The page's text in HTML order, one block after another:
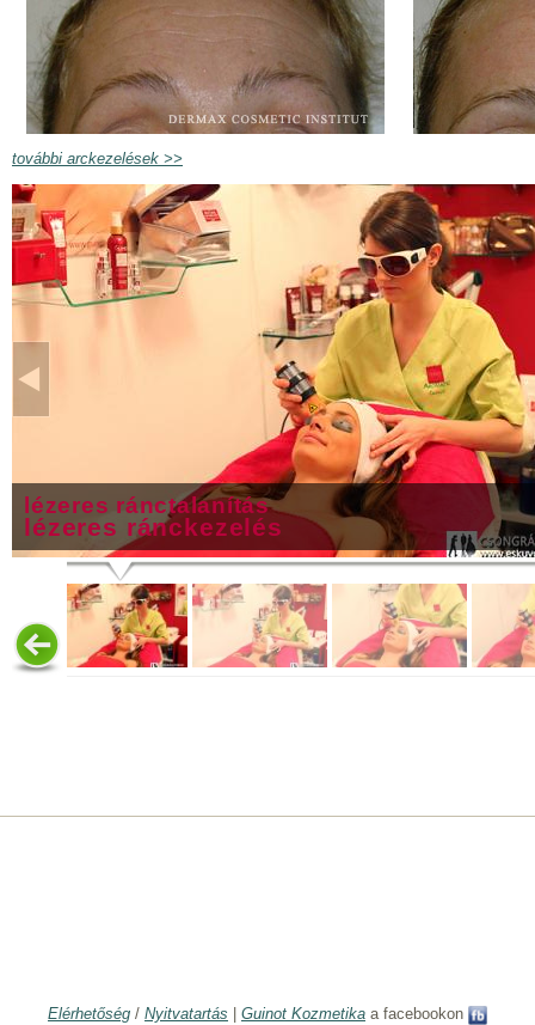
további arckezelések >>
lézeres ránctalanítás
lézeres ránckezelés
Elérhetőség / Nyitvatartás Guinot Kozmetika a facebookon